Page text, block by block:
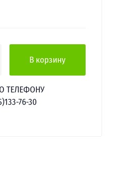
В корзину
ТЕЛЕФОНУ
76-30